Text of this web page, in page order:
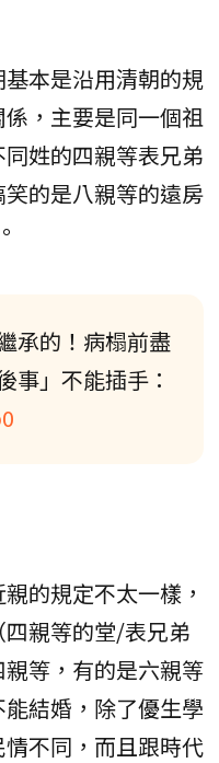
本是沿用清朝的規
，主要是同一個祖
姓的四親等表兄弟
的是八親等的遠房
承的！病榻前盡
事」不能插手：
的規定不太一樣，
親等的堂/表兄弟
等，有的是六親等
結婚，除了優生學
不同，而且跟時代